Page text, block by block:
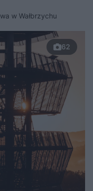
w Wałbrzychu
62